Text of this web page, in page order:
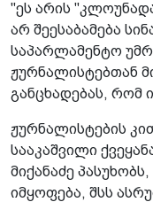
"ეს არის
არ შეესაბამება
საპარლამენტო
ჟურნალისტებთან
განცხადებას, რომ
ჟურნალისტების
სააკაშვილი
მიქანაძე
იმყოფება, შსს